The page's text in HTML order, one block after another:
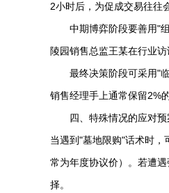
2小时后，为促成交易往往
中期博弈阶段要善用"
陵园销售总监王某在行业
最终决策阶段可采用"
销售经理手上通常保留2%
四、特殊情况的应对预
当遇到"墓地限购"话术时，
常为年度协议价）。若遭
择。